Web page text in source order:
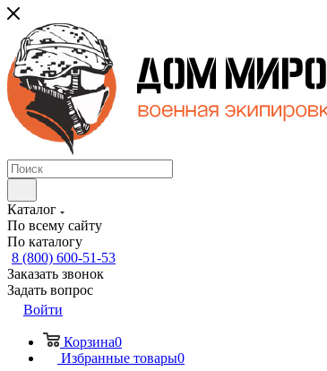
Каталог
По всему сайту
По каталогу
8 (800) 600-51-53
Заказать звонок
Задать вопрос
Войти
Корзина0
Избранные товары0